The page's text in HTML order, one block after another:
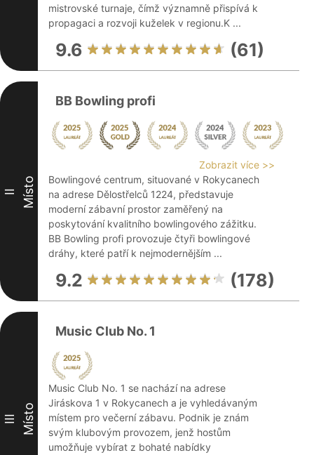
mistrovské turnaje, čímž významně přispívá k
propagaci a rozvoji kuželek v regionu.K ...
9.6 (61)
II Místo
BB Bowling profi
Zobrazit více >>
Bowlingové centrum, situované v Rokycanech
na adrese Dělostřelců 1224, představuje
moderní zábavní prostor zaměřený na
poskytování kvalitního bowlingového zážitku.
BB Bowling profi provozuje čtyři bowlingové
dráhy, které patří k nejmodernějším ...
9.2 (178)
III Místo
Music Club No. 1
Music Club No. 1 se nachází na adrese
Jiráskova 1 v Rokycanech a je vyhledávaným
místem pro večerní zábavu. Podnik je znám
svým klubovým provozem, jenž hostům
umožňuje vybírat z bohaté nabídky